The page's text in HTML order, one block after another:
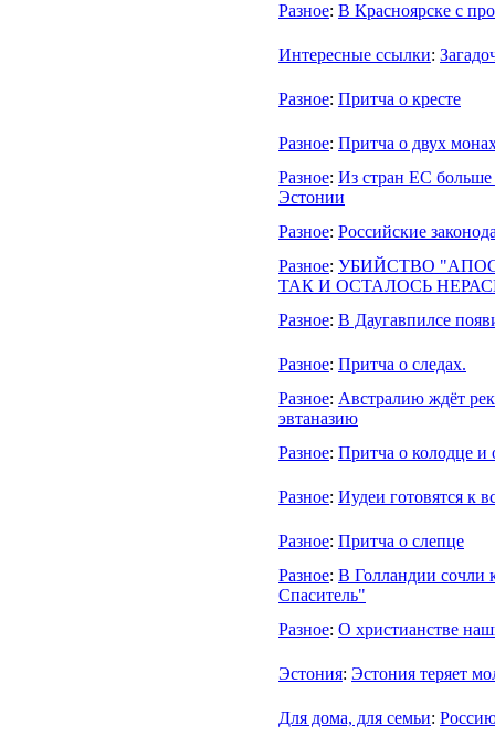
Разное: В Красноярске с
Интересные ссылки:
Разное: Притча о кресте
Разное: Притча о двух
Разное: Из стран ЕС больше
Эстонии
Разное: Российские
Разное: УБИЙСТВО
ТАК И ОСТАЛОСЬ
Разное: В Даугавпилсе
Разное: Притча о следах.
Разное: Австралию ждёт
эвтаназию
Разное: Притча о колодце и
Разное: Иудеи готовятся к
Разное: Притча о слепце
Разное: В Голландии сочли
Спаситель"
Разное: О христианстве
Эстония: Эстония теряет
Для дома, для семьи: